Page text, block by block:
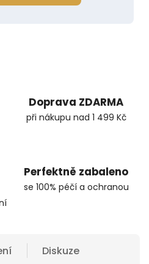
Doprava ZDARMA
při nákupu nad 1 499 Kč
Perfektně zabaleno
se 100% péčí a ochranou
Diskuze